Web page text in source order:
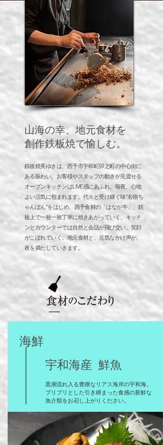
山海の幸、地元食材を
​創作鉄板焼で愉しむ。
鉄板焼美ゆきは、西予市宇和町卯之町の中心街に
ある賑わい。お客様やスタッフの動きが見渡せる
オープンキッチンはLIVE感にあふれ、毎夜、心地
よい活気に包まれます。代々と受け継ぐ味”名物ち
ゃんぽん”をはじめ、西予食材の「はなが牛」、鉄
板上で一枚一枚丁寧に焼きあがっていく。キッチ
ンとカウンターでは自然と会話が飛び交い、笑顔
がこぼれていく。地元食材と、元気なかけ声が、
夜を満たしていきます。
海鮮
宇和海産 鮮魚
黒潮流れ入る豊穣なリアス海岸の宇和海。
プリプリとした引き締まった食感の新鮮な
魚介類をお召し上がりください。